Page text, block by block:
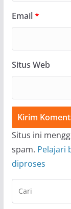
Email*
Situs Web
Situs ini
spam. Pelajari
diproses